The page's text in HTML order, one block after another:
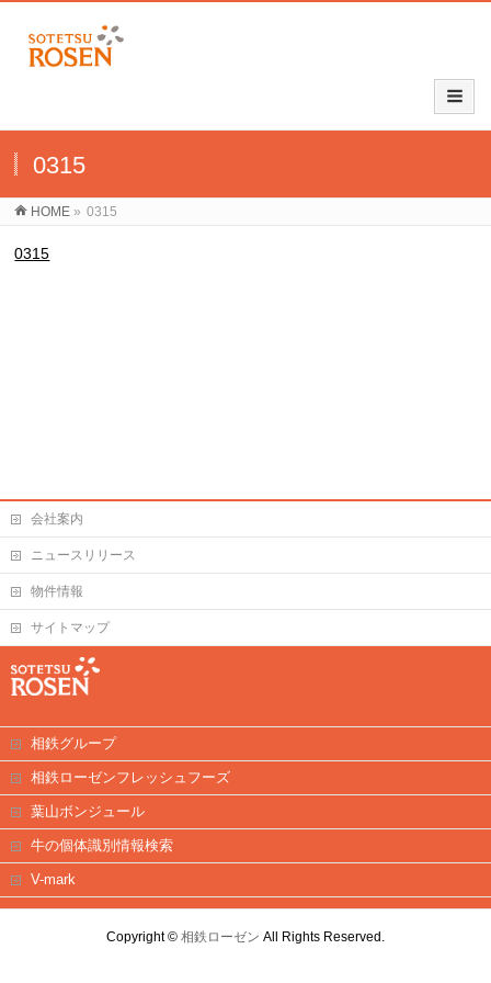
0315
HOME » 0315
0315
会社案内
ニュースリリース
物件情報
サイトマップ
相鉄グループ
相鉄ローゼンフレッシュフーズ
葉山ボンジュール
牛の個体識別情報検索
V-mark
Copyright © 相鉄ローゼン All Rights Reserved.